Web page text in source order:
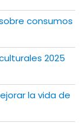
consumos
2025
la vida de